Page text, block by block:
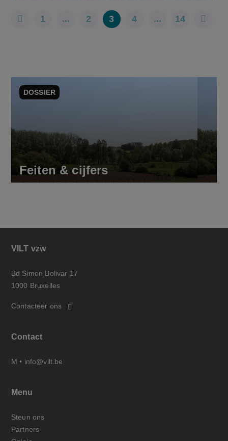
1 ... 2 3 4 ... 14
DOSSIER
Feiten & cijfers
VILT vzw
Bd Simon Bolivar 17
1000 Bruxelles
Contacteer ons
Contact
M • info@vilt.be
Menu
Steun ons
Partners